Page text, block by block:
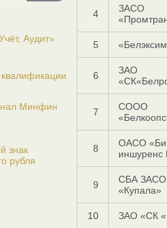
Аудит»
Минфин
знак
рубля
4
ЗАСО
5
6
ЗАО
7
СООО
8
ОАСО «Би
иншуренс
9
СБА ЗАСО
«Купала»
10 ЗАО «СК